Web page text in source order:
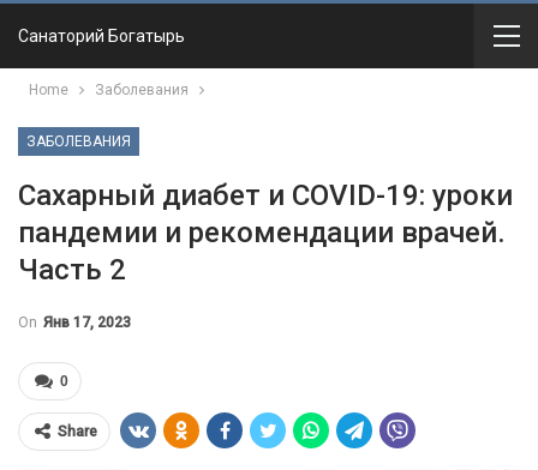
Санаторий Богатырь
Home Заболевания
ЗАБОЛЕВАНИЯ
Сахарный диабет и COVID-19: уроки
пандемии и рекомендации врачей.
Часть 2
On Янв 17, 2023
0
Share